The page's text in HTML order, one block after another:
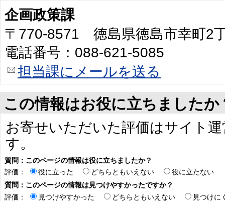
企画政策課
〒770-8571 徳島県徳島市幸町2
電話番号：088-621-5085
担当課にメールを送る
この情報はお役に立ちましたか
お寄せいただいた評価はサイト
す。
質問：このページの情報は役に立ちましたか？
評価：
役に立った どちらともいえない
役に立たない
質問：このページの情報は見つけやすかったですか？
評価：
見つけやすかった どちらともいえない 見つけに